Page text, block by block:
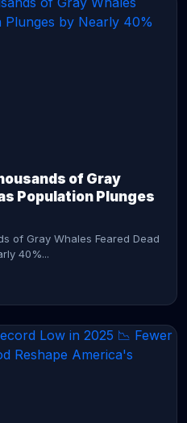
of Gray
Population Plunges
of Gray Whales Feared Dead
40%...